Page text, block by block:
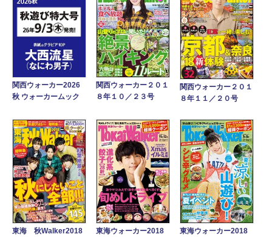
関西ウォーカー2026
秋 ウォーカームック
関西ウォーカー２０１
８年１０／２３号
関西ウォーカー２０１
８年１１／２０号
東海 秋Walker2018
東海ウォーカー2018
東海ウォーカー2018